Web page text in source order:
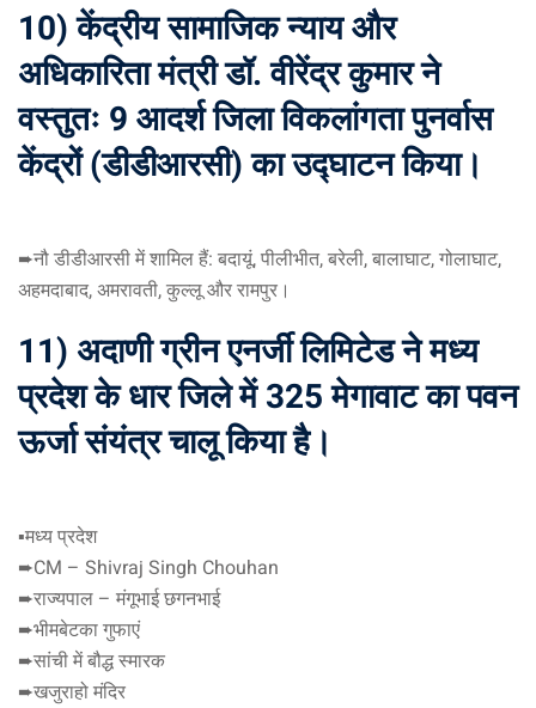
10) केंद्रीय सामाजिक न्याय और
अधिकारिता मंत्री डॉ. वीरेंद्र कुमार ने
वस्तुतः 9 आदर्श जिला विकलांगता पुनर्वास
केंद्रों (डीडीआरसी) का उद्घाटन किया।
➨नौ डीडीआरसी में शामिल हैं: बदायूं, पीलीभीत, बरेली, बालाघाट, गोलाघाट,
अहमदाबाद, अमरावती, कुल्लू और रामपुर।
11) अदाणी ग्रीन एनर्जी लिमिटेड ने मध्य
प्रदेश के धार जिले में 325 मेगावाट का पवन
ऊर्जा संयंत्र चालू किया है।
▪️मध्य प्रदेश
➨CM – Shivraj Singh Chouhan
➨राज्यपाल – मंगूभाई छगनभाई
➨भीमबेटका गुफाएं
➨सांची में बौद्ध स्मारक
➨खजुराहो मंदिर